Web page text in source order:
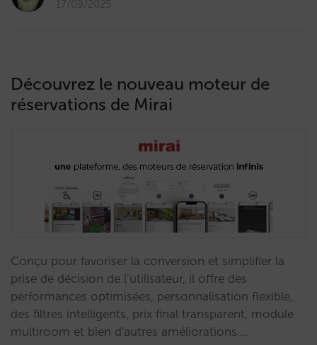
17/09/2025
Découvrez le nouveau moteur de
réservations de Mirai
Conçu pour favoriser la conversion et simplifier la
prise de décision de l’utilisateur, il offre des
performances optimisées, personnalisation flexible,
des filtres intelligents, prix final transparent, module
multiroom et bien d'autres améliorations.…